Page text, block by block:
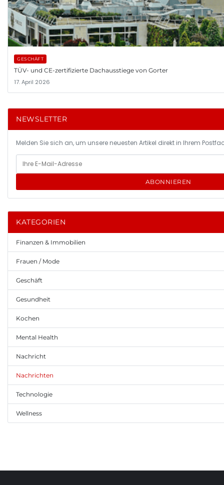
GESCHÄFT
TÜV- und CE-zertifizierte Dachausstiege von Gorter
17. April 2026
NEWSLETTER
Melden Sie sich an, um unsere neuesten Artikel direkt in Ihrem
ABONNIEREN
KATEGORIEN
Finanzen & Immobilien
Frauen / Mode
Geschäft
Gesundheit
Kochen
Mental Health
Nachricht
Nachrichten
Technologie
Wellness